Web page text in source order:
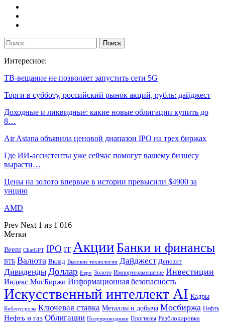
Интересное:
ТВ-вещание не позволяет запустить сети 5G
Торги в субботу, российский рынок акций, рубль: дайджест
Доходные и ликвидные: какие новые облигации купить до
8…
Air Astana объявила ценовой диапазон IPO на трех биржах
Где ИИ-ассистенты уже сейчас помогут вашему бизнесу
вырасти…
Цены на золото впервые в истории превысили $4900 за
унцию
AMD
Prev Next 1 из 1 016
Метки
Brent ChatGPT IPO IT АкцииБанки и финансы
ВТБ Валюта Вклад Высокие технологии Дайджест Депозит
Дивиденды Доллар Евро Золото Импортозамещение Инвестиции
Индекс МосБиржи Информационная безопасность
Искусственный интеллект AI Кадры
Киберугрозы Ключевая ставка Металлы и добыча Мосбиржа Нефть
Нефть и газ Облигации Полупроводники Прогнозы Разблокировка